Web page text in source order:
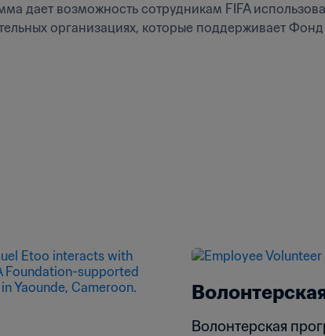
дает возможность сотрудникам FIFA
организациях, которые поддерживает Фонд
Волонтерская